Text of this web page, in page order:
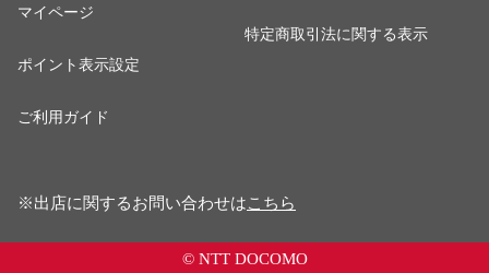
マイページ
ポイント表示設定
ご利用ガイド
特定商取引法に関する表示
※出店に関するお問い合わせはこちら
© NTT DOCOMO